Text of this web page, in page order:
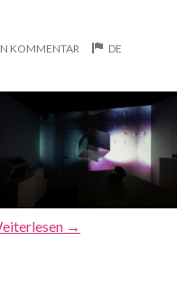
KOMMENTAR DE
→